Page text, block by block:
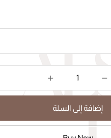
إضافة إلى السلة